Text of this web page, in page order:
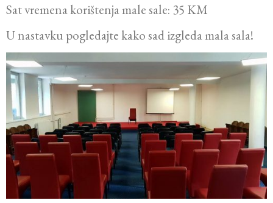
Sat vremena korištenja male sale: 35 KM
U nastavku pogledajte kako sad izgleda mala sala!